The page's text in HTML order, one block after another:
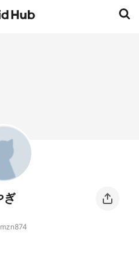
ぎ
mzn874